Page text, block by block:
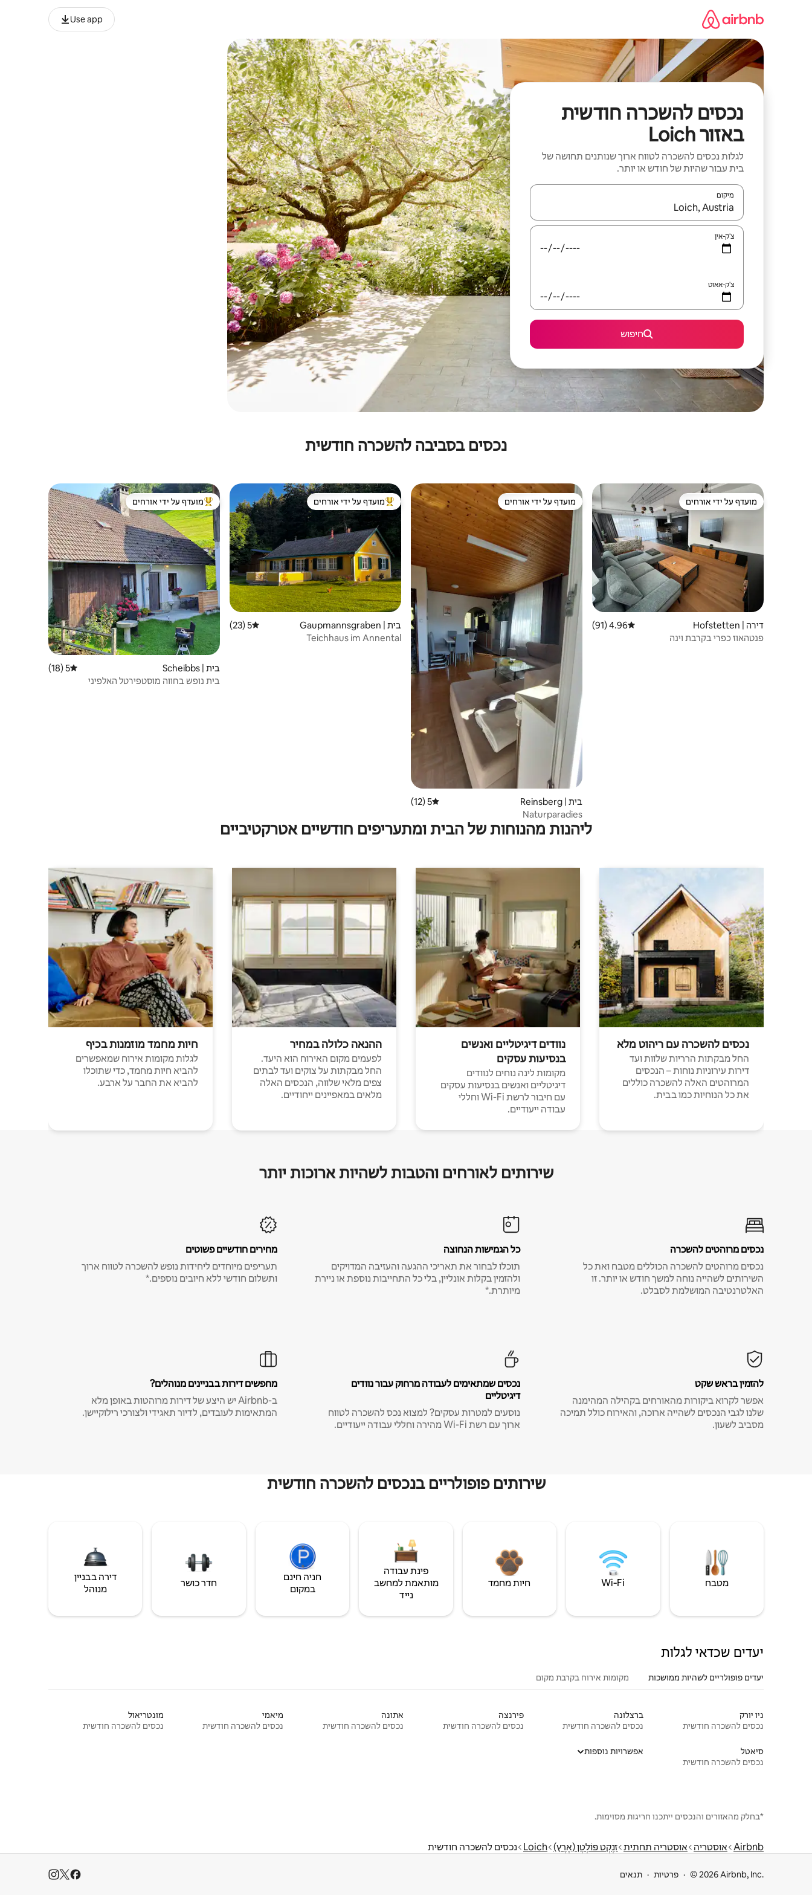
Use app
נכסים להשכרה חודשית
באזור Loich
לגלות נכסים להשכרה לטווח ארוך שנותנים תחושה של
בית עבור שהיות של חודש או יותר.
מיקום
כאשר התוצאות יהיו זמינות, יש לנווט עם מקשי החיצים למעלה ולמטה או לעיין בעזרת תנועות מגע או החלקה.
צ'ק-אין
צ'ק-אאוט
חיפוש
נכסים בסביבה להשכרה חודשית
מועדף על ידי אורחים
מועדף על ידי אורחים
דירה | Hofstetten דירוג ממוצע של 4.96 מתוך 5, 91 ביקורות
4.96 (91)
פנטהאוז כפרי בקרבת וינה
מועדף על ידי אורחים
מועדף על ידי אורחים
בית | Reinsberg דירוג ממוצע של 5 מתוך 5, 12 ביקורות
5 (12)
Naturparadies
מוביל בקרב נכסים מועדפים על ידי אורחים
מועדף על ידי אורחים
בית | Gaupmannsgraben דירוג ממוצע של 5 מתוך 5, 23 ביקורות
5 (23)
Teichhaus im Annental
מוביל בקרב נכסים מועדפים על ידי אורחים
מועדף על ידי אורחים
בית | Scheibbs דירוג ממוצע של 5 מתוך 5, 18 ביקורות
5 (18)
בית נופש בחווה מוסטפירטל האלפיני
ליהנות מהנוחות של הבית ומתעריפים חודשיים אטרקטיביים
נכסים להשכרה עם ריהוט מלא
החל מבקתות הרריות שלוות ועד
דירות עירוניות נוחות – הנכסים
המרוהטים האלה להשכרה כוללים
את כל הנוחיות כמו בבית.
נוודים דיגיטליים ואנשים
בנסיעות עסקים
מקומות לינה נוחים לנוודים
דיגיטליים ואנשים בנסיעות עסקים
עם חיבור לרשת Wi-Fi וחללי
עבודה ייעודיים.
ההנאה כלולה במחיר
לפעמים מקום האירוח הוא היעד.
החל מבקתות על צוקים ועד לבתים
צפים מלאי שלווה, הנכסים האלה
מלאים במאפיינים ייחודיים.
חיות מחמד מוזמנות בכיף
לגלות מקומות אירוח שמאפשרים
להביא חיות מחמד, כדי שתוכלו
להביא את החבר על ארבע.
שירותים לאורחים והטבות לשהיות ארוכות יותר
נכסים מרוהטים להשכרה
נכסים מרוהטים להשכרה הכוללים מטבח ואת כל
השירותים לשהייה נוחה למשך חודש או יותר. זו
האלטרנטיבה המושלמת לסבלט.
כל הגמישות הנחוצה
תוכלו לבחור את תאריכי ההגעה והעזיבה המדויקים
ולהזמין בקלות אונליין, בלי כל התחייבות נוספת או ניירת
מיותרת.*
מחירים חודשיים פשוטים
תעריפים מיוחדים ליחידות נופש להשכרה לטווח ארוך
ותשלום חודשי ללא חיובים נוספים.*
להזמין בראש שקט
אפשר לקרוא ביקורות מהאורחים בקהילה המהימנה
שלנו לגבי הנכסים לשהייה ארוכה, והאירוח כולל תמיכה
מסביב לשעון.
נכסים שמתאימים לעבודה מרחוק עבור נוודים
דיגיטליים
נוסעים למטרות עסקים? למצוא נכס להשכרה לטווח
ארוך עם רשת Wi-Fi מהירה וחללי עבודה ייעודיים.
מחפשים דירות בבניינים מנוהלים?
ב-Airbnb יש היצע של דירות מרוהטות באופן מלא
המתאימות לעובדים, לדיור תאגידי ולצורכי רילוקיישן.
שירותים פופולריים בנכסים להשכרה חודשית
מטבח Wi‑Fi חיות מחמד
פינת עבודה
מותאמת למחשב
נייד
חניה חינם
במקום
חדר כושר
דירה בבניין
מנוהל
יעדים שכדאי לגלות
יעדים פופולריים לשהיות ממושכות מקומות אירוח בקרבת מקום
ניו יורק
נכסים להשכרה חודשית
ברצלונה
נכסים להשכרה חודשית
פירנצה
נכסים להשכרה חודשית
אתונה
נכסים להשכרה חודשית
מיאמי
נכסים להשכרה חודשית
מונטריאול
נכסים להשכרה חודשית
סיאטל
נכסים להשכרה חודשית
אפשרויות נוספות
*בחלק מהאזורים והנכסים ייתכנו חריגות מסוימות.
Airbnb אוסטריה אוסטריה תחתית זַנְקְט פּוֹלְטֶן (אֶרֶץ) Loich נכסים להשכרה חודשית
© 2026 Airbnb, Inc. פרטיות תנאים